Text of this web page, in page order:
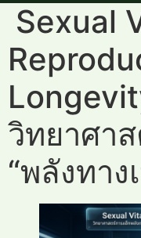
Sexual
วิทยาศา
“พลังทาง